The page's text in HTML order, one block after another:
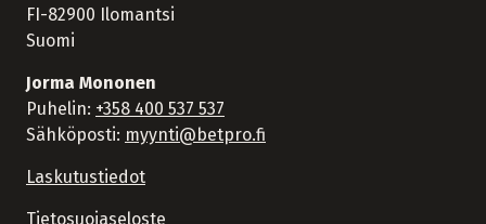
FI-82900 Ilomantsi
Suomi
Jorma Mononen
Puhelin: +358 400 537 537
Sähköposti: myynti@betpro.fi
Laskutustiedot
Tietosuojaseloste